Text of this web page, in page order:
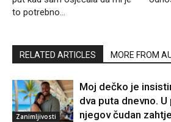
to potrebno…
RELATED ARTICLES MORE FROM
Zanimljivosti
Moj dečko je
dva puta dnevno.
njegov čudan